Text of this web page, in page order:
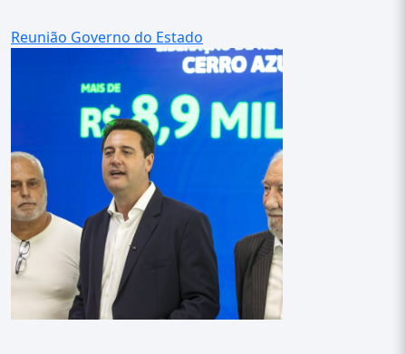
Reunião Governo do Estado